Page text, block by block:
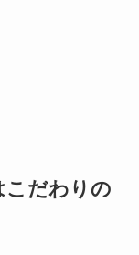
こだわりの